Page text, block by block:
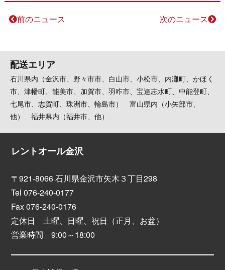
前のニュース 次のニュース
配送エリア
石川県内（金沢市、野々市市、白山市、小松市、内灘町、かほく
市、津幡町、能美市、加賀市、羽咋市、宝達志水町、中能登町、
七尾市、志賀町、珠洲市、輪島市） 富山県内（小矢部市、
他） 福井県内（福井市、他）
レントオール金沢
〒921-8066 石川県金沢市矢木３丁目298
Tel 076-240-0177
Fax 076-240-0176
定休日 土曜、日曜、祝日（正月、お盆）
営業時間 9:00～18:00